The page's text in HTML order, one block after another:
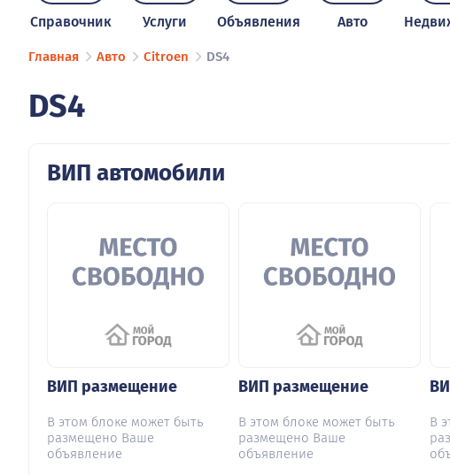
Справочник Услуги Объявления Авто
Главная Авто Citroen DS4
DS4
ВИП автомобили
ВИП размещение
В этом блоке может быть
размещено Ваше
объявление
ВИП размещение
В этом блоке может быть
размещено Ваше
объявление
В